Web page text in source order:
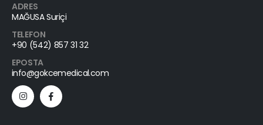
ADRES
MAĞUSA Suriçi
TELEFON
+90 (542) 857 31 32
EPOSTA
info@gokcemedical.com